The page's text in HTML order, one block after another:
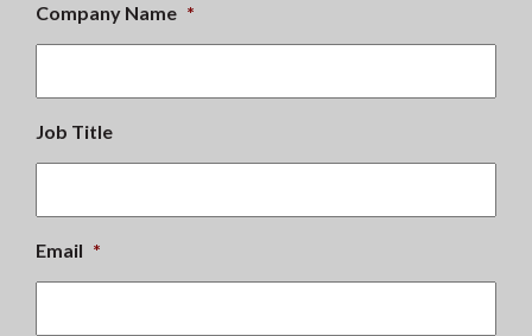
Company Name *
Job Title
Email *